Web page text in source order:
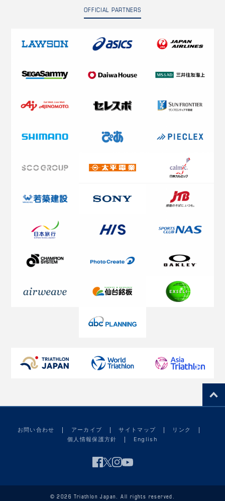
OFFICIAL PARTNERS
お問い合わせ アーカイブ サイトマップ
リンク
個人情報保護方針
English
© 2026 Triathlon Japan. All rights reserved.